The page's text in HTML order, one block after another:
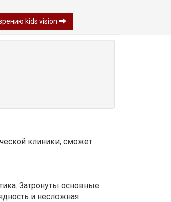
kids vision
клиники, сможет
Затронуты основные
и несложная